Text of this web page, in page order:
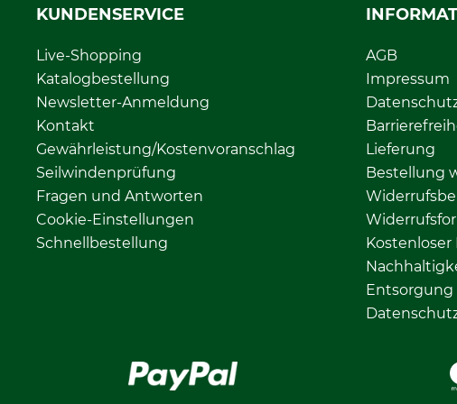
KUNDENSERVICE
Live-Shopping
Katalogbestellung
Newsletter-Anmeldung
Kontakt
Gewährleistung/Kostenvoranschlag
Seilwindenprüfung
Fragen und Antworten
Cookie-Einstellungen
Schnellbestellung
AGB
Impressum
Lieferung
Bestellung
Kostenloser